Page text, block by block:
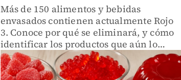
Más de 150 alimentos y bebidas
envasados contienen actualmente Rojo
3. Conoce por qué se eliminará, y cómo
identificar los productos que aún lo
contienen